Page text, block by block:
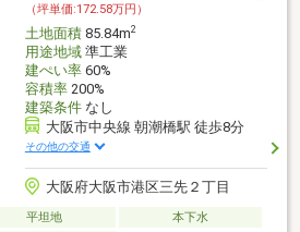
（坪単価:172.58万円）
土地面積85.84m2
用途地域準工業
建ぺい率60%
容積率200%
建築条件なし
大阪市中央線 朝潮橋駅 徒歩8分
その他の交通
大阪府大阪市港区三先２丁目
平坦地
本下水